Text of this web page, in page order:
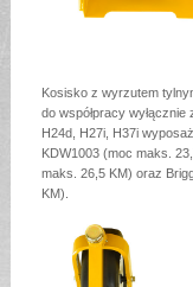
Kosisko z wyrzutem
do współpracy
H24d, H27i, H37i
KDW1003 (moc maks.
maks. 26,5 KM) oraz
KM).